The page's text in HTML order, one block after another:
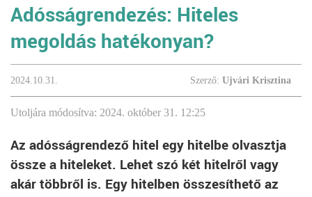
Adósságrendezés: Hiteles
megoldás hatékonyan?
2024.10.31. Szerző: Ujvári Krisztina
Utoljára módosítva: 2024. október 31. 12:25
Az adósságrendező hitel egy hitelbe olvasztja
össze a hiteleket. Lehet szó két hitelről vagy
akár többről is. Egy hitelben összesíthető az